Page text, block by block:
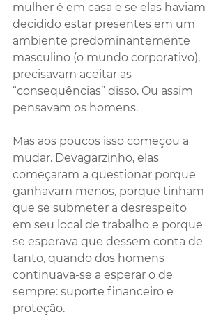
mulher é em casa e se elas haviam
decidido estar presentes em um
ambiente predominantemente
masculino (o mundo corporativo),
precisavam aceitar as
“consequências” disso. Ou assim
pensavam os homens.
Mas aos poucos isso começou a
mudar. Devagarzinho, elas
começaram a questionar porque
ganhavam menos, porque tinham
que se submeter a desrespeito
em seu local de trabalho e porque
se esperava que dessem conta de
tanto, quando dos homens
continuava-se a esperar o de
sempre: suporte financeiro e
proteção.